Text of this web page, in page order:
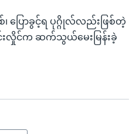
၊ ပြောခွင့်ရ ပုဂ္ဂိုလ်လည်းဖြစ်တဲ့
းလှိုင်က ဆက်သွယ်မေးမြန်းခဲ့